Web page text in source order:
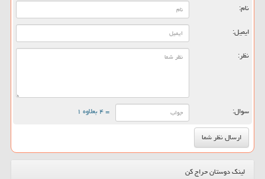
نام:
ایمیل:
نظر:
سوال: = ۴ بعلاوه ۱
لینک دوستان حراج کن